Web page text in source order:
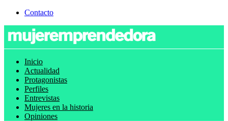
Contacto
Inicio
Actualidad
Protagonistas
Perfiles
Entrevistas
Mujeres en la historia
Opiniones